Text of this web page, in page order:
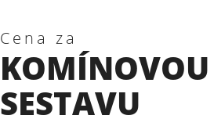
Cena za
KOMÍNOVOU
SESTAVU